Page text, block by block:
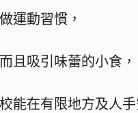
運動習慣，
且吸引味蕾的小食，
能在有限地方及人